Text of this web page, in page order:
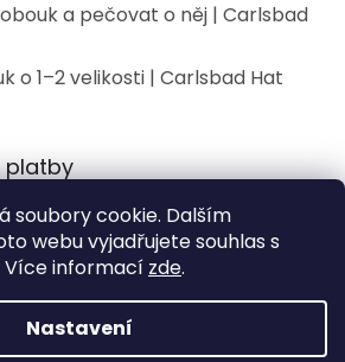
soubory cookie. Dalším
webu vyjadřujete souhlas s
Více informací zde.
Nastavení
a pečovat o něj | Carlsbad
o 1–2 velikosti | Carlsbad Hat
platby
Vytvořil Shoptet Premium